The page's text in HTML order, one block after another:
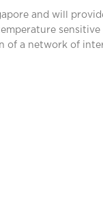
and will
of a network of